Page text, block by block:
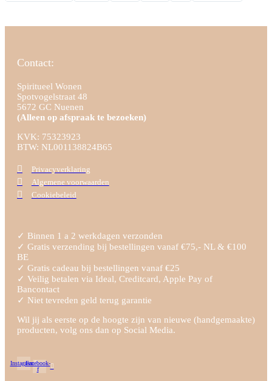
Contact:
Spiritueel Wonen
Spotvogelstraat 48
5672 GC Nuenen
(Alleen op afspraak te bezoeken)
KVK: 75323923
BTW: NL001138824B65
Privacyverklaring
Algemene voorwaarden
Cookiebeleid
✓ Binnen 1 a 2 werkdagen verzonden
✓ Gratis verzending bij bestellingen vanaf €75,- NL & €100
BE
✓ Gratis cadeau bij bestellingen vanaf €25
✓ Veilig betalen via Ideal, Creditcard, Apple Pay of
Bancontact
✓ Niet tevreden geld terug garantie
Wil jij als eerste op de hoogte zijn van nieuwe (handgemaakte)
producten, volg ons dan op Social Media.
InstagramFacebook-
f